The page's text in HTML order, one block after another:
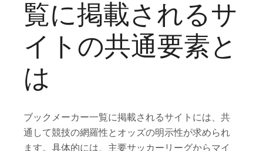
覧に掲載されるサ
イトの共通要素と
は
ブックメーカー一覧に掲載されるサイトには、共
通して競技の網羅性とオッズの明示性が求められ
ます。具体的には、主要サッカーリーグからマイ